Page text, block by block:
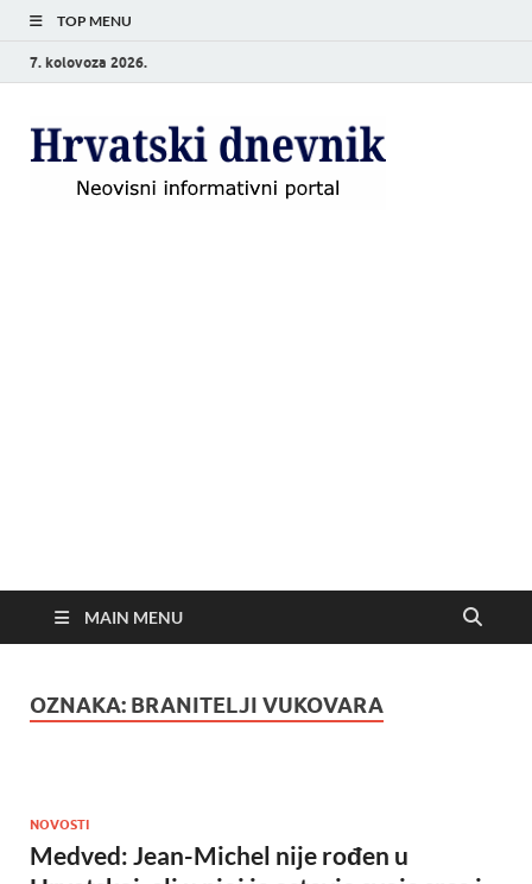
TOP MENU
7. kolovoza 2026.
MAIN MENU
OZNAKA: BRANITELJI VUKOVARA
NOVOSTI
Medved: Jean-Michel nije rođen u